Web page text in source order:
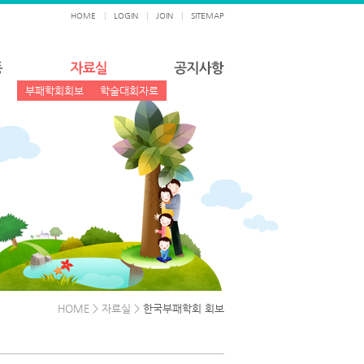
HOME LOGIN JOIN SITEMAP
부패학회회보 학술대회자료
HOME > 자료실 > 한국부패학회 회보